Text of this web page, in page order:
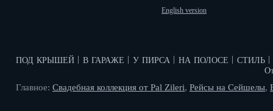
English version
под крышей в гараже у пирса на полосе стиль
Главное: Свадебная коллекция от Pal Zileri, Рейсы на Сейшелы,